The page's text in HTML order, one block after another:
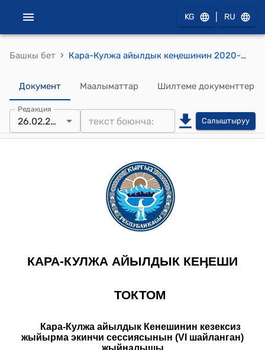
KG RU
Башкы бет › Кара-Кулжа айылдык кеңешинин 2020-жылдын 26-февралындагы № 22/1 "Кара –Кулжа айыл аймагындагы № 5008, № 5009, № 5010, № 5011, № 5012, № 5440 жана № 5496 участкалык шайлоо комиссиясынын (УШК) резервин жана курамын түзүү жөнүндө" токтому
Документ Маалыматтар Шилтеме документтер
Редакция
26.02.2020 Салыштыруу